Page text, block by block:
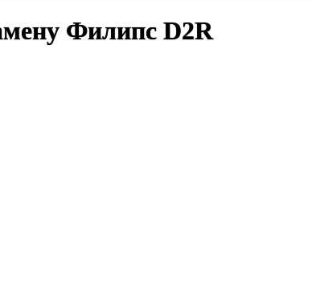
Филипс D2R